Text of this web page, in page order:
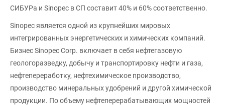
СИБУРа и Sinopec в СП составит 40% и 60% соответственно.
Sinopec является одной из крупнейших мировых
интегрированных энергетических и химических компаний.
Бизнес Sinopec Corp. включает в себя нефтегазовую
геологоразведку, добычу и транспортировку нефти и газа,
нефтепереработку, нефтехимическое производство,
производство минеральных удобрений и другой химической
продукции. По объему нефтеперерабатывающих мощностей